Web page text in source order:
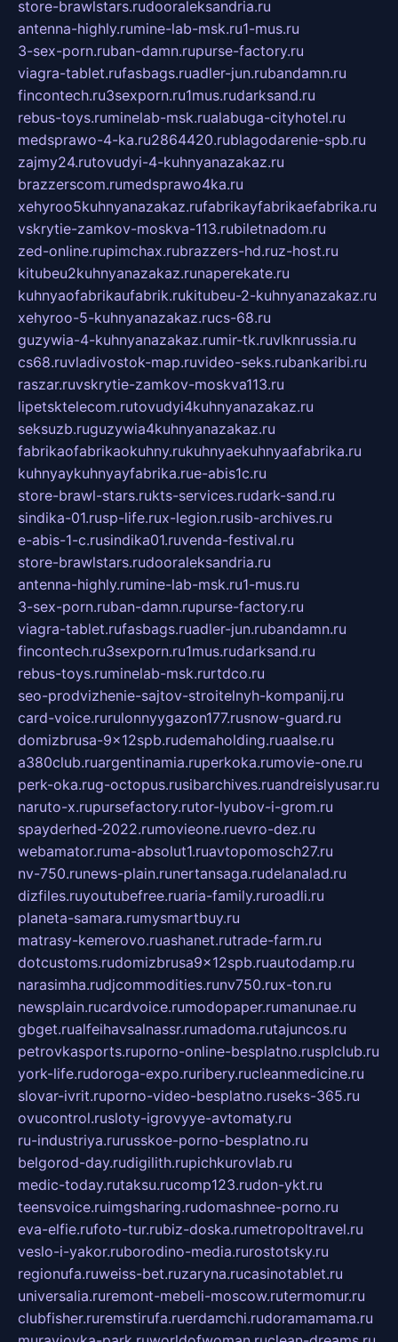
store-brawlstars.rudooraleksandria.ru
antenna-highly.rumine-lab-msk.ru1-mus.ru
3-sex-porn.ruban-damn.rupurse-factory.ru
viagra-tablet.rufasbags.ruadler-jun.rubandamn.ru
fincontech.ru3sexporn.ru1mus.rudarksand.ru
rebus-toys.ruminelab-msk.rualabuga-cityhotel.ru
medsprawo-4-ka.ru2864420.rublagodarenie-spb.ru
zajmy24.rutovudyi-4-kuhnyanazakaz.ru
brazzerscom.rumedsprawo4ka.ru
xehyroo5kuhnyanazakaz.rufabrikayfabrikaefabrika.ru
vskrytie-zamkov-moskva-113.rubiletnadom.ru
zed-online.rupimchax.rubrazzers-hd.ruz-host.ru
kitubeu2kuhnyanazakaz.runaperekate.ru
kuhnyaofabrikaufabrik.rukitubeu-2-kuhnyanazakaz.ru
xehyroo-5-kuhnyanazakaz.rucs-68.ru
guzywia-4-kuhnyanazakaz.rumir-tk.ruvlknrussia.ru
cs68.ruvladivostok-map.ruvideo-seks.rubankaribi.ru
raszar.ruvskrytie-zamkov-moskva113.ru
lipetsktelecom.rutovudyi4kuhnyanazakaz.ru
seksuzb.ruguzywia4kuhnyanazakaz.ru
fabrikaofabrikaokuhny.rukuhnyaekuhnyaafabrika.ru
kuhnyaykuhnyayfabrika.rue-abis1c.ru
store-brawl-stars.rukts-services.rudark-sand.ru
sindika-01.rusp-life.rux-legion.rusib-archives.ru
e-abis-1-c.rusindika01.ruvenda-festival.ru
store-brawlstars.rudooraleksandria.ru
antenna-highly.rumine-lab-msk.ru1-mus.ru
3-sex-porn.ruban-damn.rupurse-factory.ru
viagra-tablet.rufasbags.ruadler-jun.rubandamn.ru
fincontech.ru3sexporn.ru1mus.rudarksand.ru
rebus-toys.ruminelab-msk.rurtdco.ru
seo-prodvizhenie-sajtov-stroitelnyh-kompanij.ru
card-voice.rurulonnyygazon177.rusnow-guard.ru
domizbrusa-9x12spb.rudemaholding.ruaalse.ru
a380club.ruargentinamia.ruperkoka.rumovie-one.ru
perk-oka.rug-octopus.rusibarchives.ruandreislyusar.ru
naruto-x.rupursefactory.rutor-lyubov-i-grom.ru
spayderhed-2022.rumovieone.ruevro-dez.ru
webamator.ruma-absolut1.ruavtopomosch27.ru
nv-750.runews-plain.runertansaga.rudelanalad.ru
dizfiles.ruyoutubefree.ruaria-family.ruroadli.ru
planeta-samara.rumysmartbuy.ru
matrasy-kemerovo.ruashanet.rutrade-farm.ru
dotcustoms.rudomizbrusa9x12spb.ruautodamp.ru
narasimha.rudjcommodities.runv750.rux-ton.ru
newsplain.rucardvoice.rumodopaper.rumanunae.ru
gbget.rualfeihavsalnassr.rumadoma.rutajuncos.ru
petrovkasports.ruporno-online-besplatno.rusplclub.ru
york-life.rudoroga-expo.ruribery.rucleanmedicine.ru
slovar-ivrit.ruporno-video-besplatno.ruseks-365.ru
ovucontrol.rusloty-igrovyye-avtomaty.ru
ru-industriya.rurusskoe-porno-besplatno.ru
belgorod-day.rudigilith.rupichkurovlab.ru
medic-today.rutaksu.rucomp123.rudon-ykt.ru
teensvoice.ruimgsharing.rudomashnee-porno.ru
eva-elfie.rufoto-tur.rubiz-doska.rumetropoltravel.ru
veslo-i-yakor.ruborodino-media.rurostotsky.ru
regionufa.ruweiss-bet.ruzaryna.rucasinotablet.ru
universalia.ruremont-mebeli-moscow.rutermomur.ru
clubfisher.ruremstirufa.ruerdamchi.rudoramamama.ru